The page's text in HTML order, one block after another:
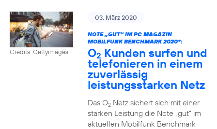
Credits: Gettyimages
03. März 2020
NOTE „GUT“ IM PC MAGAZIN
MOBILFUNK BENCHMARK 2020*:
O2 Kunden surfen und
telefonieren in einem
zuverlässig
leistungsstarken Netz
Das O2Netz sichert sich mit einer
starken Leistung die Note „gut“ im
aktuellen Mobilfunk Benchmark